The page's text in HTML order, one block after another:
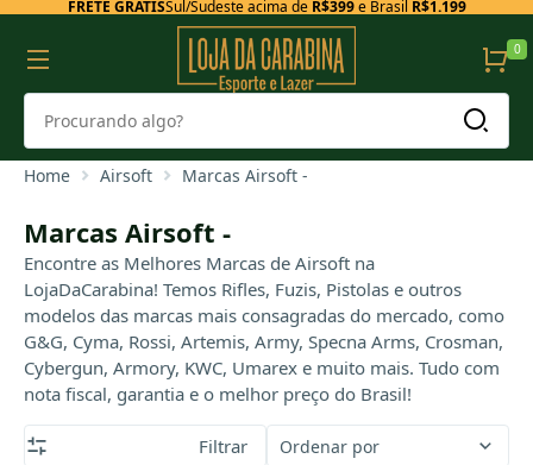
FRETE GRÁTISSul/Sudeste acima de R$399e Brasil R$1.199
0
Home Airsoft Marcas Airsoft -
Marcas Airsoft -
Encontre as Melhores Marcas de Airsoft na
LojaDaCarabina! Temos Rifles, Fuzis, Pistolas e outros
modelos das marcas mais consagradas do mercado, como
G&G, Cyma, Rossi, Artemis, Army, Specna Arms, Crosman,
Cybergun, Armory, KWC, Umarex e muito mais. Tudo com
nota fiscal, garantia e o melhor preço do Brasil!
Filtrar Ordenar por